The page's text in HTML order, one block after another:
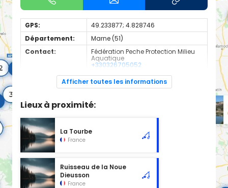
GPS:
49.233877; 4.828746
Département:
Marne (51)
Contact:
Fédération Peche Protection Milieu
Aquatique
+330326705052
Espèces de
Carnassier, carpe, poisson blanc
Afficher toutes les informations
Lieux à proximité:
La Tourbe
France
Ruisseau de la Noue
Dieusson
France